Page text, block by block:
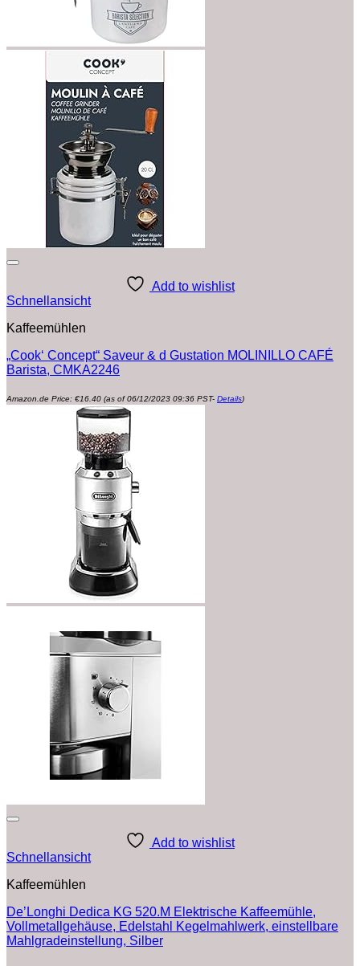
Add to wishlist
Schnellansicht
Kaffeemühlen
„Cook‘ Concept“ Saveur & d Gustation MOLINILLO CAFÉ
Barista, CMKA2246
Amazon.de Price: €16.40 (as of 06/12/2023 09:36 PST- Details)
Add to wishlist
Schnellansicht
Kaffeemühlen
De’Longhi Dedica KG 520.M Elektrische Kaffeemühle,
Vollmetallgehäuse, Edelstahl Kegelmahlwerk, einstellbare
Mahlgradeinstellung, Silber